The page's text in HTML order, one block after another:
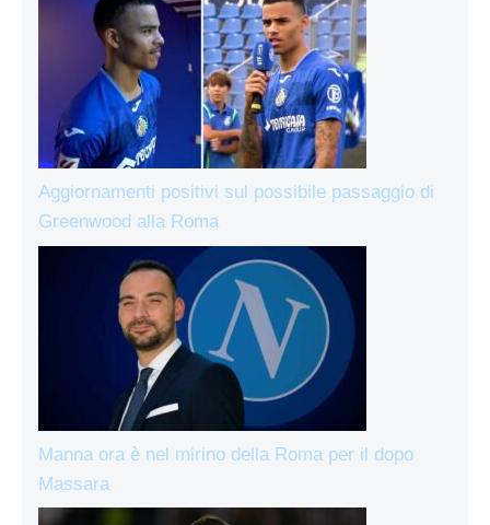
Aggiornamenti positivi sul possibile passaggio di
Greenwood alla Roma
Manna ora è nel mirino della Roma per il dopo
Massara